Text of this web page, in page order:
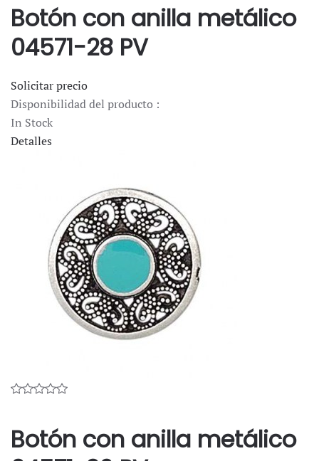
Botón con anilla metálico
04571-28 PV
Solicitar precio
Disponibilidad del producto :
In Stock
Detalles
Botón con anilla metálico